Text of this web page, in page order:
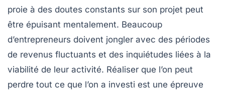
proie à des doutes constants sur son projet peut
être épuisant mentalement. Beaucoup
d’entrepreneurs doivent jongler avec des périodes
de revenus fluctuants et des inquiétudes liées à la
viabilité de leur activité. Réaliser que l’on peut
perdre tout ce que l’on a investi est une épreuve